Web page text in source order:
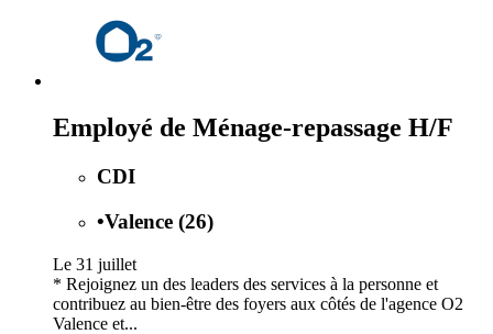
Employé de Ménage-repassage H/F
CDI
•Valence (26)
Le 31 juillet
* Rejoignez un des leaders des services à la personne et
contribuez au bien-être des foyers aux côtés de l'agence O2
Valence et...